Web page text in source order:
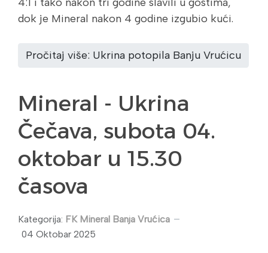
dok je Mineral nakon 4 godine izgubio kući.
Pročitaj više: Ukrina potopila Banju Vrućicu
Mineral - Ukrina
Čečava, subota 04.
oktobar u 15.30
časova
Kategorija: FK Mineral Banja Vrućica
04 Oktobar 2025